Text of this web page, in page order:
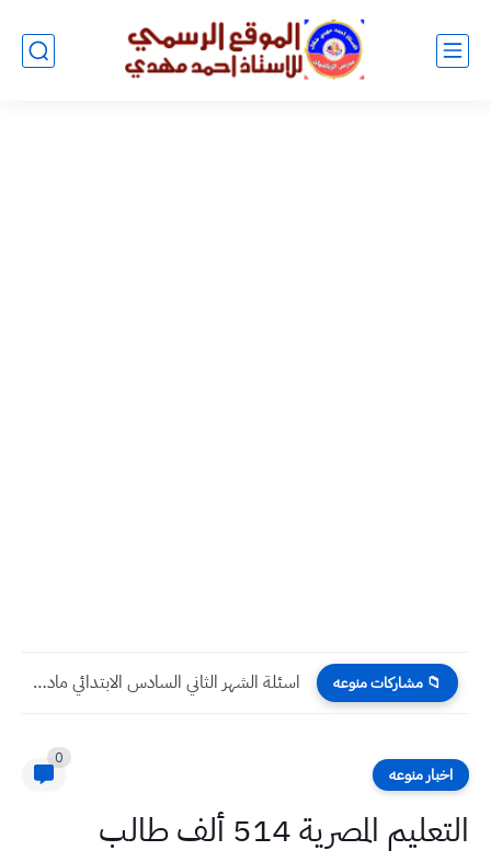
📁 مشاركات منوعه اسئلة الشهر الثاني السادس الابتدائي مادة العلوم
اخبار منوعه
0
التعليم المصرية 514 ألف طالب